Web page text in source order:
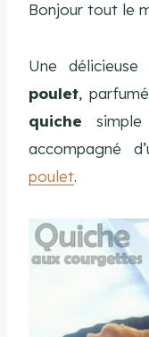
Bonjour tout le
Une délicieuse
poulet,
quiche
accompagné
poulet.